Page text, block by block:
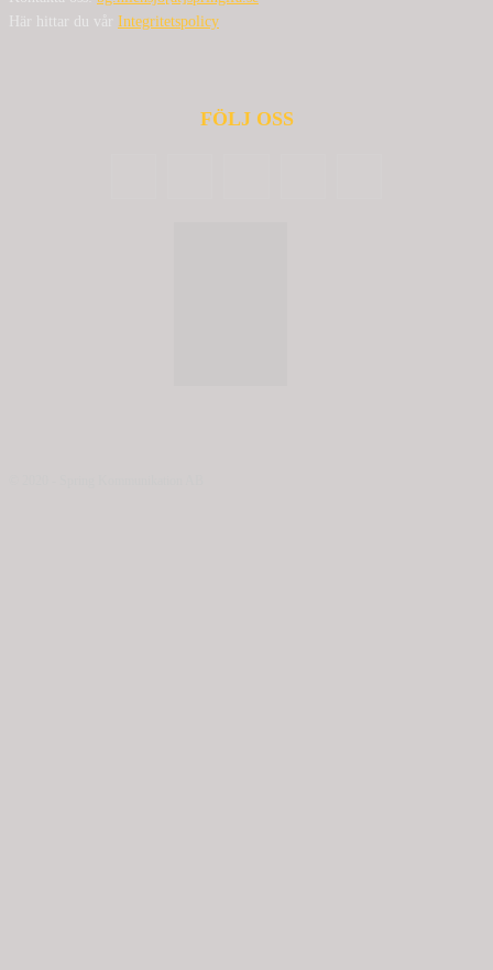
Här hittar du vår Integritetspolicy
FÖLJ OSS